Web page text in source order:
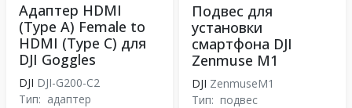
Адаптер HDMI
(Type A) Female to
HDMI (Type C) для
DJI Goggles
DJI DJI-G200-C2
Тип: адаптер
Подвес для
установки
смартфона DJI
Zenmuse M1
DJI ZenmuseM1
Тип: подвес